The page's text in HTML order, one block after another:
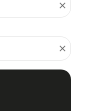
close
close